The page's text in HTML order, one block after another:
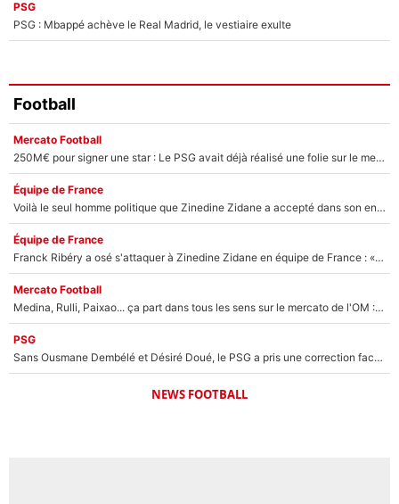
PSG
PSG : Mbappé achève le Real Madrid, le vestiaire exulte
Football
Mercato Football
250M€ pour signer une star : Le PSG avait déjà réalisé une folie sur le mercato bien avant Neymar !
Équipe de France
Voilà le seul homme politique que Zinedine Zidane a accepté dans son entourage : «Je garde un très bon souvenir de lui»
Équipe de France
Franck Ribéry a osé s'attaquer à Zinedine Zidane en équipe de France : «Je n'aurais jamais fait ça»
Mercato Football
Medina, Rulli, Paixao... ça part dans tous les sens sur le mercato de l'OM : Frank McCourt va enfin récupérer l'argent qu'il attend ?
PSG
Sans Ousmane Dembélé et Désiré Doué, le PSG a pris une correction face à Majorque : Luis Enrique attend avec impatience des renforts !
NEWS FOOTBALL